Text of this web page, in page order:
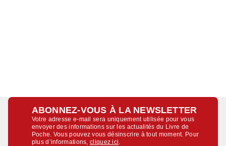
ABONNEZ-VOUS À LA NEWSLETTER
Votre adresse e-mail sera uniquement utilisée pour vous
envoyer des informations sur les actualités du Livre de
Poche. Vous pouvez vous désinscrire à tout moment. Pour
plus d’informations,cliquez ici